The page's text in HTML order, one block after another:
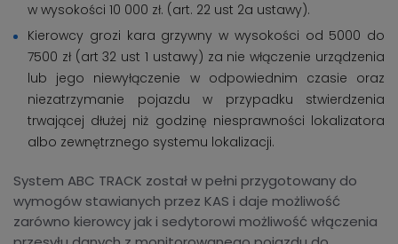
w wysokości 10 000 zł. (art. 22 ust 2a ustawy).
Kierowcy grozi kara grzywny w wysokości od 5000 do
7500 zł (art 32 ust 1 ustawy) za nie włączenie urządzenia
lub jego niewyłączenie w odpowiednim czasie oraz
niezatrzymanie pojazdu w przypadku stwierdzenia
trwającej dłużej niż godzinę niesprawności lokalizatora
albo zewnętrznego systemu lokalizacji.
System ABC TRACK został w pełni przygotowany do
wymogów stawianych przez KAS i daje możliwość
zarówno kierowcy jak i sedytorowi możliwość włączenia